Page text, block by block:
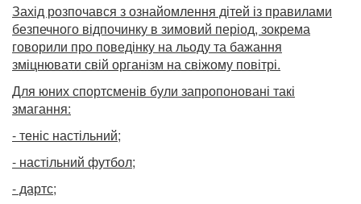
Захід розпочався з ознайомлення дітей із правилами
безпечного відпочинку в зимовий період, зокрема
говорили про поведінку на льоду та бажання
зміцнювати свій організм на свіжому повітрі.
Для юних спортсменів були запропоновані такі
змагання:
- теніс настільний;
- настільний футбол;
- дартс;